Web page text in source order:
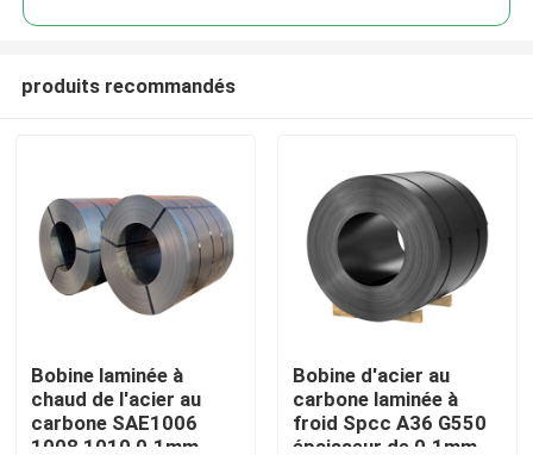
Produits
produits recommandés
Bobine laminée à
chaud de l'acier au
carbone SAE1006
1008 1010 0.1mm -
Bobine d'acier au
carbone laminée à
froid Spcc A36 G550
épaisseur de 0.1mm -